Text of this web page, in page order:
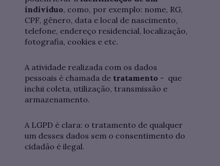
indivíduo, como, por exemplo: nome, RG,
CPF, gênero, data e local de nascimento,
telefone, endereço residencial, localização,
fotografia, cookies e etc.
A atividade realizada com os dados
pessoais é chamada de tratamento - que
inclui coleta, utilização, transmissão e
armazenamento.
A LGPD é clara: o tratamento de qualquer
um desses dados sem o consentimento do
cidadão é ilegal.